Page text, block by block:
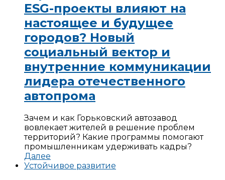
ESG-проекты влияют на
настоящее и будущее
городов? Новый
социальный вектор и
внутренние коммуникации
лидера отечественного
автопрома
Зачем и как Горьковский автозавод
вовлекает жителей в решение проблем
территорий? Какие программы помогают
промышленникам удерживать кадры?
Далее
Устойчивое развитие